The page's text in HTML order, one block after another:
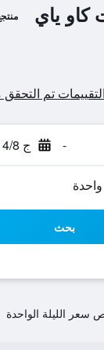
كاو ياي
- ج 14/8
بحث
سعر الليلة الواحدة